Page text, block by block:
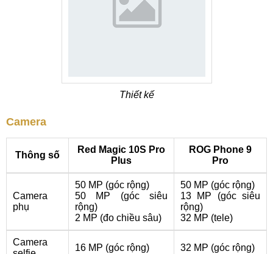
Thiết kế
Camera
Thông số
Red Magic 10S Pro
Plus
ROG Phone 9
Pro
Camera
phụ
50 MP (góc rộng)
50 MP (góc siêu
rộng)
2 MP (đo chiều sâu)
50 MP (góc rộng)
13 MP (góc siêu
rộng)
32 MP (tele)
Camera
16 MP (góc rộng) 32 MP (góc rộng)